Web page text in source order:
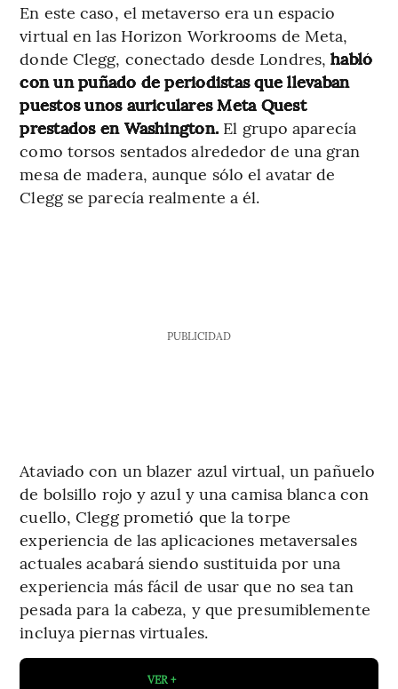
En este caso, el metaverso era un espacio
virtual en las Horizon Workrooms de Meta,
donde Clegg, conectado desde Londres,habló
con un puñado de periodistas que llevaban
puestos unos auriculares Meta Quest
prestados en Washington. El grupo aparecía
como torsos sentados alrededor de una gran
mesa de madera, aunque sólo el avatar de
Clegg se parecía realmente a él.
PUBLICIDAD
Ataviado con un blazer azul virtual, un pañuelo
de bolsillo rojo y azul y una camisa blanca con
cuello, Clegg prometió que la torpe
experiencia de las aplicaciones metaversales
actuales acabará siendo sustituida por una
experiencia más fácil de usar que no sea tan
pesada para la cabeza, y que presumiblemente
incluya piernas virtuales.
VER +